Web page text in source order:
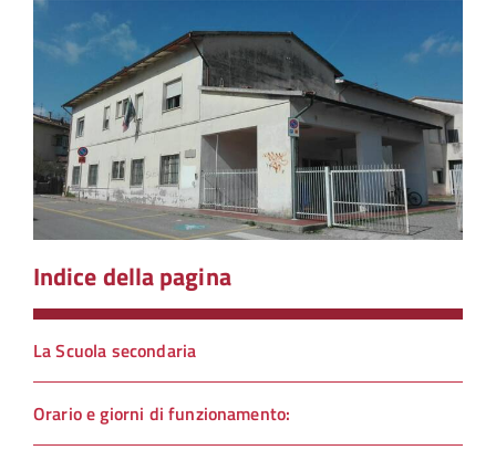
Indice della pagina
La Scuola secondaria
Orario e giorni di funzionamento: